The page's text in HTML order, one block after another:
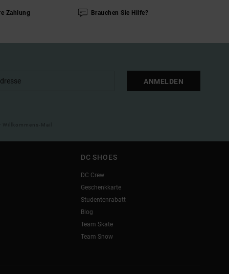
Zahlung Brauchen Sie Hilfe?
ANMELDEN
Mail
DC SHOES
DC Crew
Geschenkkarte
Studentenrabatt
Blog
Team Skate
Team Snow